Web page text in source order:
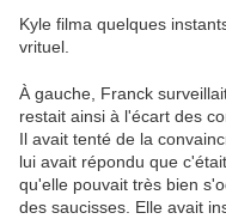
Kyle filma quelques
vrituel.
À gauche, Franck
restait ainsi à l'écart des
Il avait tenté de la
lui avait répondu que
qu'elle pouvait très bien
des saucisses. Elle avait